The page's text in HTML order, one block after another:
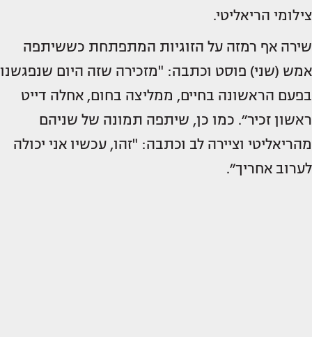
צילומי הריאליטי.
שירה אף רמזה על הזוגיות המתפתחת כששיתפה
אמש (שני) פוסט וכתבה: "מזכירה שזה היום שנפגשנו
בפעם הראשונה בחיים, ממליצה בחום, אחלה דייט
ראשון זכיר״. כמו כן, שיתפה תמונה של שניהם
מהריאליטי וציירה לב וכתבה: "זהו, עכשיו אני יכולה
לערוב אחריך״.